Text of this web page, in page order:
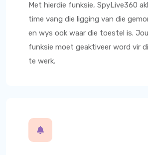
Met hierdie funksie, SpyLive360
time vang die ligging van die
en wys ook waar die toestel is.
funksie moet geaktiveer word vir
te werk.